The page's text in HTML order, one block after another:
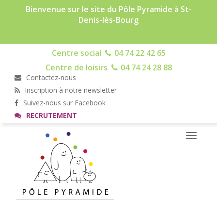
Bienvenue sur le site du Pôle Pyramide à St-
Denis-lès-Bourg
Centre social
04 74 22 42 65
Centre de loisirs
04 74 24 28 88
Contactez-nous
Inscription à notre newsletter
Suivez-nous sur Facebook
RECRUTEMENT
Toggle